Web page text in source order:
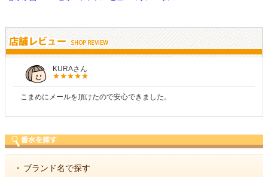
商品が早く届いたのでよかったです。また利用させ
・ ブランド名で探す